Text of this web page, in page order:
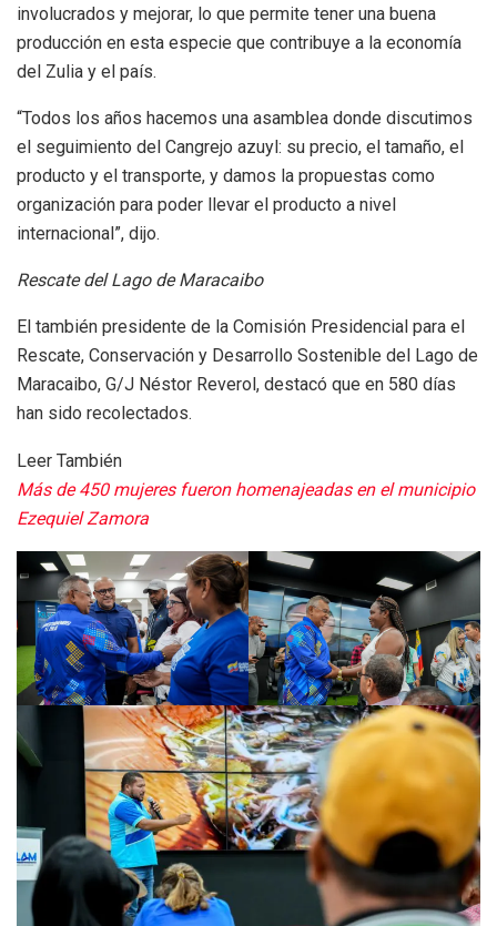
involucrados y mejorar, lo que permite tener una buena
producción en esta especie que contribuye a la economía
del Zulia y el país.
“Todos los años hacemos una asamblea donde discutimos
el seguimiento del Cangrejo azuyl: su precio, el tamaño, el
producto y el transporte, y damos la propuestas como
organización para poder llevar el producto a nivel
internacional”, dijo.
Rescate del Lago de Maracaibo
El también presidente de la Comisión Presidencial para el
Rescate, Conservación y Desarrollo Sostenible del Lago de
Maracaibo, G/J Néstor Reverol, destacó que en 580 días
han sido recolectados.
Leer También
Más de 450 mujeres fueron homenajeadas en el municipio
Ezequiel Zamora